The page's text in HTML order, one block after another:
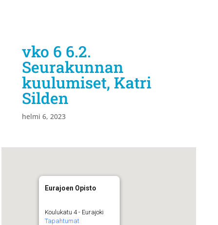
vko 6 6.2.
Seurakunnan
kuulumiset, Katri
Silden
helmi 6, 2023
Eurajoen Opisto
Koulukatu 4 - Eurajoki
Tapahtumat